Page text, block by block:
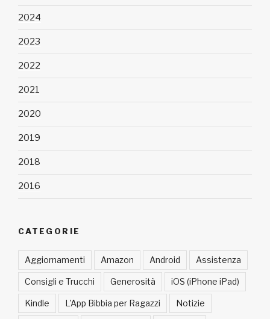
2024
2023
2022
2021
2020
2019
2018
2016
CATEGORIE
Aggiornamenti Amazon Android Assistenza
Consigli e Trucchi Generosità iOS (iPhone iPad)
Kindle L'App Bibbia per Ragazzi Notizie